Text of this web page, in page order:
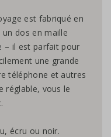
est fabriqué en
dos en maille
– il est parfait pour
une grande
téléphone et autres
réglable, vous le
écru ou noir.